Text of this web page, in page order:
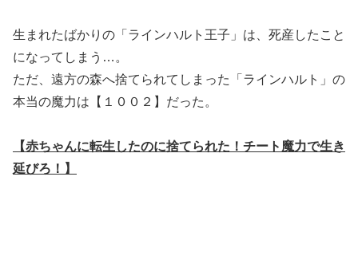
生まれたばかりの「ラインハルト王子」は、死産したこと
になってしまう…。
ただ、遠方の森へ捨てられてしまった「ラインハルト」の
本当の魔力は【１００２】だった。
【赤ちゃんに転生したのに捨てられた！チート魔力で生き
延びろ！】